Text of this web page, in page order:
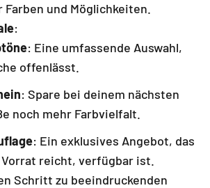
und Möglichkeiten.
:
: Eine umfassende Auswahl,
offenlässt.
: Spare bei deinem nächsten
noch mehr Farbvielfalt.
: Ein exklusives Angebot, das
reicht, verfügbar ist.
Schritt zu beeindruckenden